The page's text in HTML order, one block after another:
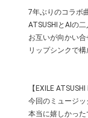
7年ぶりのコラボ
ATSUSHIとAIの
お互いが向かい
リップシンクで
【EXILE
今回のミュージッ
本当に嬉しかっ